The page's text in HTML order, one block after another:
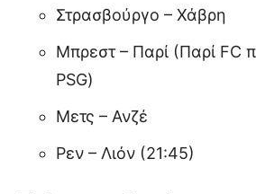
Στρασβούργο – Χάβρη
Μπρεστ – Παρί (Παρί FC
PSG)
Μετς – Ανζέ
Ρεν – Λιόν (21:45)